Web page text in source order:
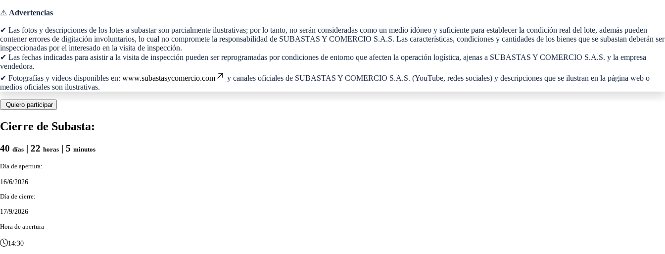
⚠ Advertencias
✔ Las fotos y descripciones de los lotes a subastar son parcialmente ilustrativas; por lo tanto, no serán consideradas como un medio idóneo y suficiente para establecer la condición real del lote, además pueden
contener errores de digitación involuntarios, lo cual no compromete la responsabilidad de SUBASTAS Y COMERCIO S.A.S. Las características, condiciones y cantidades de los bienes que se subastan deberán ser
inspeccionadas por el interesado en la visita de inspección.
✔ Las fechas indicadas para asistir a la visita de inspección pueden ser reprogramadas por condiciones de entorno que afecten la operación logística, ajenas a SUBASTAS Y COMERCIO S.A.S. y la empresa
vendedora.
✔ Fotografías y videos disponibles en: www.subastasycomercio.com
y canales oficiales de SUBASTAS Y COMERCIO S.A.S. (YouTube, redes sociales) y descripciones que se ilustran en la página web o
medios oficiales son ilustrativas.
Quiero participar
Cierre de Subasta:
40 días | 22 horas | 5 minutos
Día de apertura:
16/6/2026
Día de cierre:
17/9/2026
Hora de apertura
14:30